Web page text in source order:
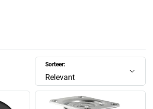
Sorteer:
Relevant